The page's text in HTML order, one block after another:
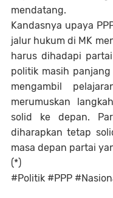
mendatang.
Kandasnya upaya
jalur hukum di MK
harus dihadapi
politik masih
mengambil
merumuskan
solid ke depan.
diharapkan tetap
masa depan partai
(*)
#Politik #PPP